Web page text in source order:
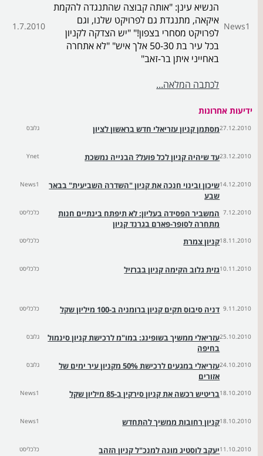
News1
הנשיא עינן: "אותה קבוצה שהתנגדה להקמת
איקאה, מתנגדת גם לפרויקט שלנו, וגם
לפרויקט מסחרי בצפון!" "יש הצדקה לקניון
בכל עיר בת 50-30 אלך איש" "לא אתחרה
באחייני איתן בר-זאב"
לכתבה המלאה...
1.7.2010
ידיעות אחרונות
27.12.2010מסתמן קניון עזריאלי חדש בראשון לציון גלובס
23.12.2010עד שיהיה קניון לכל פועל? הבנייה נמשכת Ynet
14.12.2010שיכון ובינוי חנכה את קניון "השדרה השביעית" בבאר
שבע
News1
7.12.2010 המשביר הפסידה בעליון: לא תיפתח בינתיים חנות
מתחרה לסופר-פארם בגרנד קניון
כלכליסט
18.11.2010קניון צמרת כלכליסט
10.11.2010גזית גלוב הקימה קניון בברזיל כלכליסט
9.11.2010 דניה סיבוס תקים קניון ברומניה ב-100 מיליון שקל כלכליסט
25.10.2010עזריאלי ממשיך בשופינג: במו"מ לרכישת קניון סינמול
בחיפה
גלובס
24.10.2010
עזריאלי במגעים לרכישת 50% מקניון עיר ימים של
אזורים
גלובס
18.10.2010בריטיש רכשה את קניון סירקין ב-85 מיליון שקל News1
18.10.2010קניון רחובות ממשיך להתחדש News1
11.10.2010יעקב לוסטיג מונה למנכ"ל קניון הזהב כלכליסט